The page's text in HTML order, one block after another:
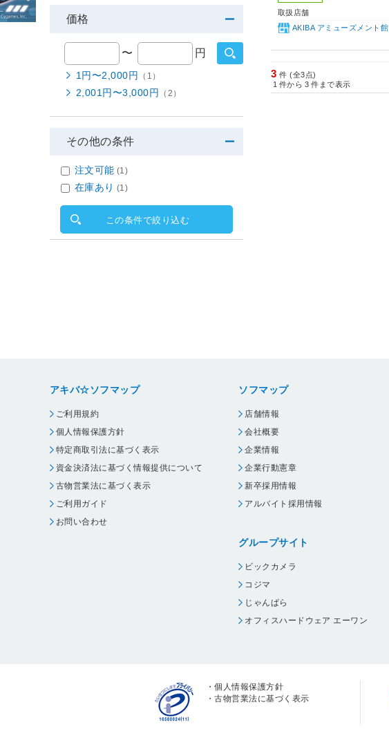
取扱店舗
AKIBA アミューズメント館
3 件 (全3点)
1 件から 3 件まで表示
価格
〜 円
1円〜2,000円 （1）
2,001円〜3,000円 （2）
その他の条件
注文可能 (1)
在庫あり (1)
この条件で絞り込む
アキバ☆ソフマップ
ご利用規約
個人情報保護方針
特定商取引法に基づく表示
資金決済法に基づく情報提供について
古物営業法に基づく表示
ご利用ガイド
お問い合わせ
ソフマップ
店舗情報
会社概要
企業情報
企業行動憲章
新卒採用情報
アルバイト採用情報
グループサイト
ビックカメラ
コジマ
じゃんぱら
オフィスハードウェア エーワン
・個人情報保護方針
・古物営業法に基づく表示